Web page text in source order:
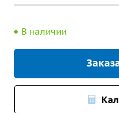
В наличии